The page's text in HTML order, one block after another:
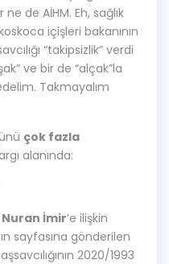
ne de AİHM. Eh, sağlık
içişleri bakanının
“takipsizlik” verdi
ve bir de “alçak”la
Takmayalım
çok fazla
alanında:
Nuran İmir’e ilişkin
sayfasına gönderilen
2020/1993